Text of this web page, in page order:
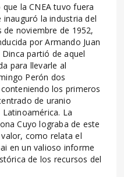
la CNEA tuvo fuera
la industria del
de noviembre de 1952,
por Armando Juan
partió de aquel
para llevarle al
Perón dos
los primeros
de uranio
La
Cuyo lograba de este
como relata el
en un valioso informe
de los recursos del